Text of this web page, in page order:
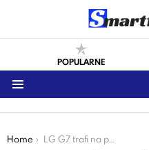
POPULARNE
You are here:
Home LG G7 trafi na półki w połowie marca. Ekran OLED i 6 GB pamięci RAM